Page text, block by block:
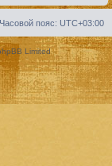
Часовой пояс: UTC+03:00
Limited